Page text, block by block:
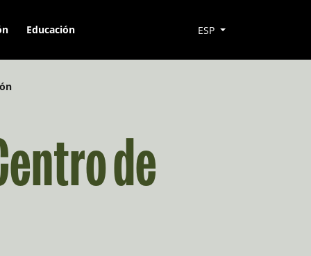
Educación ESP
de